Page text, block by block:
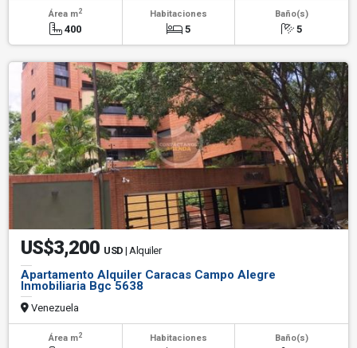
Área m2
400
Habitaciones
5
Baño(s)
5
US$3,200 USD | Alquiler
Apartamento Alquiler Caracas Campo Alegre
Inmobiliaria Bgc 5638
Venezuela
Área m2 Habitaciones Baño(s)